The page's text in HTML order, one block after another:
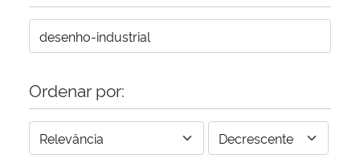
Ordenar por: